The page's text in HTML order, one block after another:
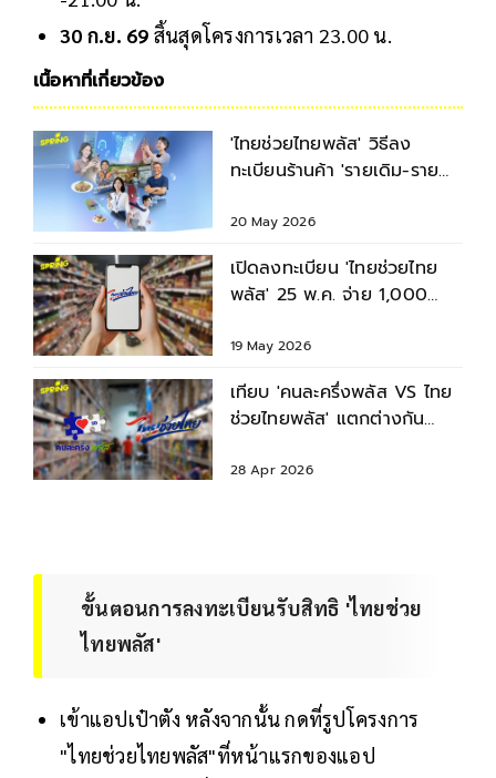
30 ก.ย. 69 สิ้นสุดโครงการเวลา 23.00 น.
เนื้อหาที่เกี่ยวข้อง
'ไทยช่วยไทยพลัส' วิธีลง
ทะเบียนร้านค้า 'รายเดิม-ราย
20 May 2026
เปิดลงทะเบียน 'ไทยช่วยไทย
พลัส' 25 พ.ค. จ่าย 1,000
19 May 2026
เทียบ 'คนละครึ่งพลัส VS ไทย
ช่วยไทยพลัส' แตกต่างกัน
28 Apr 2026
ขั้นตอนการลงทะเบียนรับสิทธิ 'ไทยช่วย
ไทยพลัส'
เข้าแอปเป๋าตัง หลังจากนั้น กดที่รูปโครงการ
"ไทยช่วยไทยพลัส"ที่หน้าแรกของแอป